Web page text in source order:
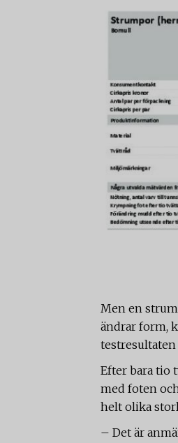
Men en
ändrar form,
testresultaten
Efter bara tio
med foten
helt olika
– Det är